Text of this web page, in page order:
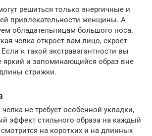
решиться только энергичные и
привлекательности женщины. А
обладательницам большого носа.
челка откроет вам лицо, скроет
к такой экстравагантности вы
яркий и запоминающийся образ вне
стрижки.
не требует особенной укладки,
эффект стильного образа на каждый
на коротких и на длинных